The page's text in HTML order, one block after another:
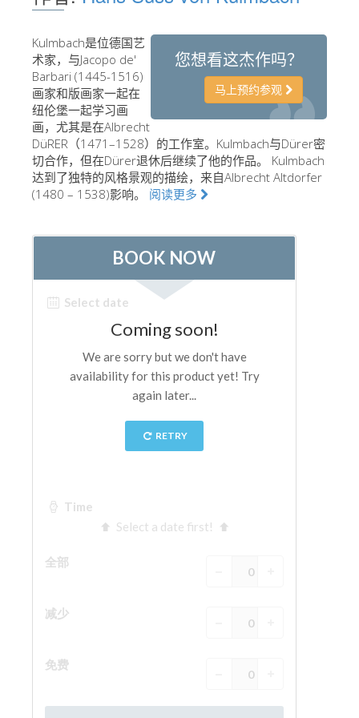
新展示室厅
佛罗伦萨博物馆
巴杰罗美术馆
学院美术馆
巴拉丁画廊
美第奇教堂
考古学博物馆
宝石加工博物馆
伽利略博物馆
Boboli Gardens
The Arnolfo\'s tower
Vasari Corridor
旧宫
圣母玛利亚
预约导游
Only Tickets Fast Track Entrance
FRANÇAIS
您想看这杰作吗？
马上预约参观
Kulmbach是位德国艺
术家，与Jacopo de'
Barbari (1445-1516)
画家和版画家一起在
纽伦堡一起学习画
画，尤其是在Albrecht
DüRER（1471–1528）的工作室。Kulmbach与Dürer密
切合作，但在Dürer退休后继续了他的作品。 Kulmbach
达到了独特的风格景观的描绘，来自Albrecht Altdorfer
(1480 – 1538)影响。 阅读更多